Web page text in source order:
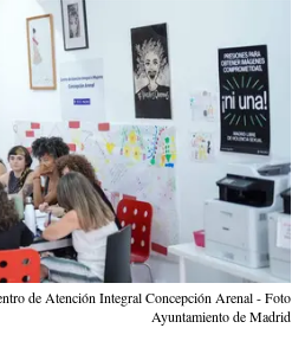
de Atención Integral Concepción Arenal - Foto
Ayuntamiento de Madrid